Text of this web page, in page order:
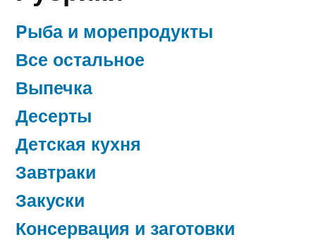
Pыба и морепродукты
Все остальное
Выпечка
Десерты
Детская кухня
Завтраки
Закуски
Консервация и заготовки